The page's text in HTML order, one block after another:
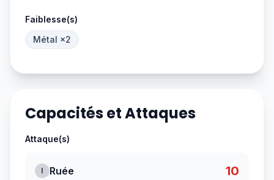
Faiblesse(s)
Métal ×2
Capacités et Attaques
Attaque(s)
I Ruée 10